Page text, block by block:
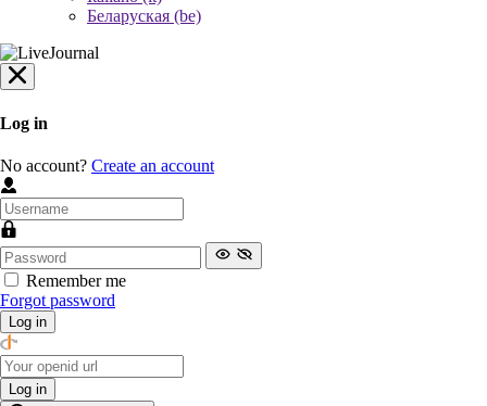
Беларуская (be)
Log in
No account? Create an account
Remember me
Forgot password
Log in
Log in